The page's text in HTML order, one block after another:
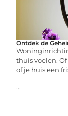
Ontdek de
thuis voelen.
of je huis een
...